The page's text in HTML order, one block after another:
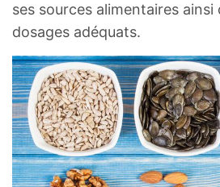
ses sources alimentaires ainsi
dosages adéquats.